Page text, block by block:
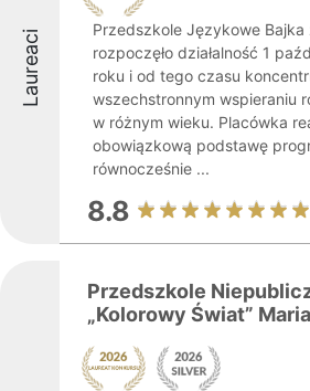
Laureaci
Przedszkole Językowe Bajka
rozpoczęło działalność 1
roku i od tego czasu
wszechstronnym wspieraniu
w różnym wieku. Placówka
obowiązkową podstawę
równocześnie ...
8.8
Przedszkole
„Kolorowy Świat”